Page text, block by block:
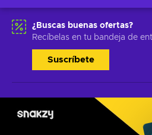
¿Buscas buenas ofertas?
Recíbelas en tu bandeja de
Suscríbete